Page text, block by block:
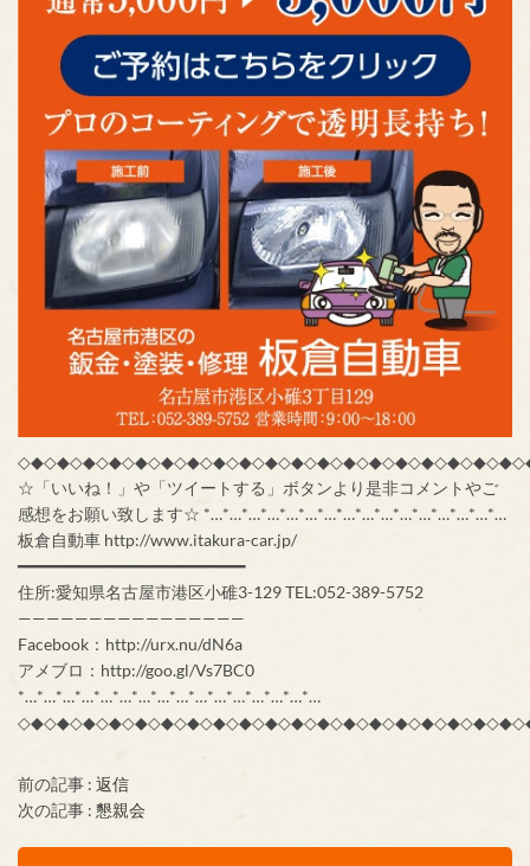
☆「いいね！」や「ツイートする」ボタンより是非コメントやご
感想をお願い致します☆ *…*…*…*…*…*…*…*…*…*…*…*…*…*…*…*…
板倉自動車 http://www.itakura-car.jp/
━━━━━━━━━━━━━━━━━━━━━━━━
住所:愛知県名古屋市港区小碓3-129 TEL:052-389-5752
————————————————
Facebook：http://urx.nu/dN6a
アメブロ：http://goo.gl/Vs7BC0
*…*…*…*…*…*…*…*…*…*…*…*…*…*…*…*…
前の記事 : 返信
次の記事 : 懇親会